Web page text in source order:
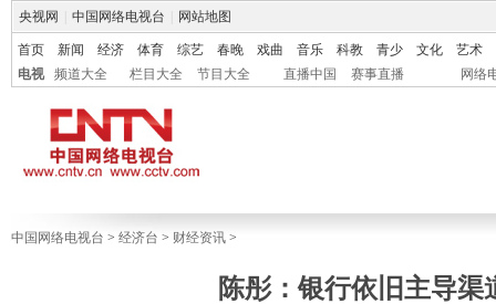
央视网 中国网络电视台 网站地图
首页 新闻 经济 体育 综艺 春晚 戏曲 音乐 科教 青少 文化
艺术
电视
频道大全 栏目大全 节目大全 直播中国 赛事直播 网络
中国网络电视台 > 经济台 > 财经资讯 >
陈彤：银行依旧主导渠